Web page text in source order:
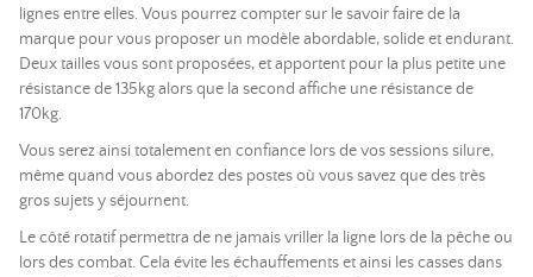
lignes entre elles. Vous pourrez compter sur le savoir faire de la
marque pour vous proposer un modèle abordable, solide et endurant.
Deux tailles vous sont proposées, et apportent pour la plus petite une
résistance de 135kg alors que la second affiche une résistance de
170kg.
Vous serez ainsi totalement en confiance lors de vos sessions silure,
même quand vous abordez des postes où vous savez que des très
gros sujets y séjournent.
Le côté rotatif permettra de ne jamais vriller la ligne lors de la pêche ou
lors des combat. Cela évite les échauffements et ainsi les casses dans